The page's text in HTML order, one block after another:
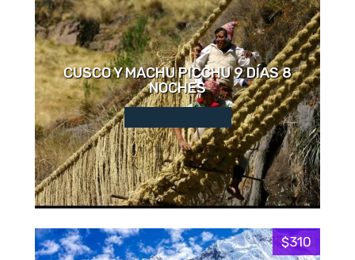
CUSCO Y MACHU PICCHU 9 DÍAS 8
NOCHES
$310